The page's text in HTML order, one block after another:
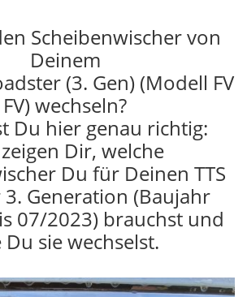
Scheibenwischer von
Deinem
(3. Gen) (Modell FV
FV) wechseln?
Du hier genau richtig:
Dir, welche
Du für Deinen TTS
3. Generation (Baujahr
07/2023) brauchst und
Du sie wechselst.